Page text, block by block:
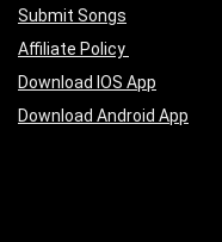
Submit Songs
Affiliate Policy
Download IOS App
Download Android App